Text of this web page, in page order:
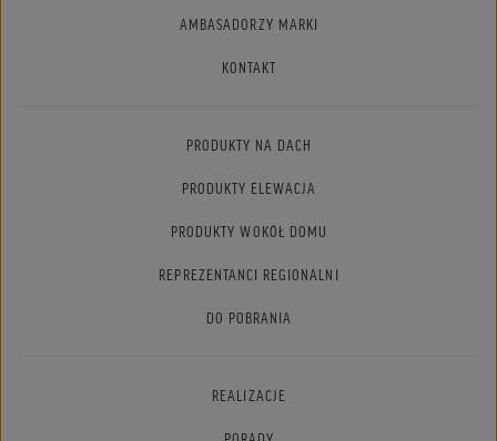
AMBASADORZY MARKI
KONTAKT
PRODUKTY NA DACH
PRODUKTY ELEWACJA
PRODUKTY WOKÓŁ DOMU
REPREZENTANCI REGIONALNI
DO POBRANIA
REALIZACJE